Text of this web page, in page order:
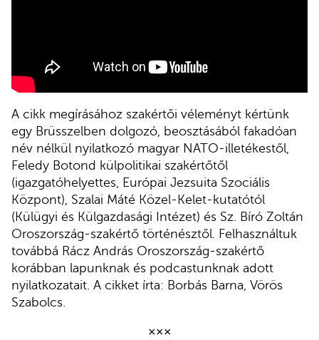
A cikk megírásához szakértői véleményt kértünk
egy Brüsszelben dolgozó, beosztásából fakadóan
név nélkül nyilatkozó magyar NATO-illetékestől,
Feledy Botond külpolitikai szakértőtől
(igazgatóhelyettes, Európai Jezsuita Szociális
Központ), Szalai Máté Közel-Kelet-kutatótól
(Külügyi és Külgazdasági Intézet) és Sz. Bíró Zoltán
Oroszország-szakértő történésztől. Felhasználtuk
továbbá Rácz András Oroszország-szakértő
korábban lapunknak és podcastunknak adott
nyilatkozatait. A cikket írta: Borbás Barna, Vörös
Szabolcs.
×××